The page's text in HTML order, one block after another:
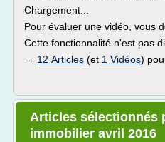
Chargement...
Pour évaluer une vidéo, vous
Cette fonctionnalité n'est pas
→ 12 Articles (et 1 Vidéos)
Articles sélectionnés
immobilier avril 2016